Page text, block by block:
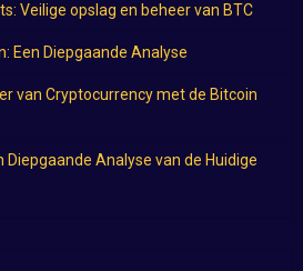
Veilige opslag en beheer van BTC
Een Diepgaande Analyse
van Cryptocurrency met de Bitcoin
Diepgaande Analyse van de Huidige